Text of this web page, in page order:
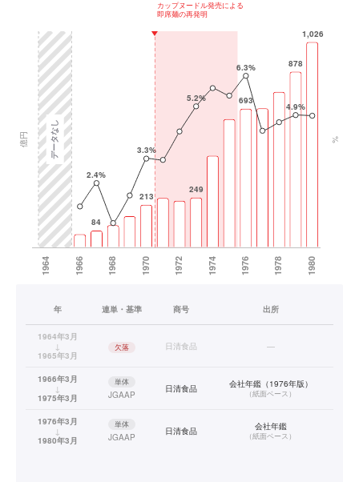
年 連単・基準 商号 出所
1964年3月
↓
1965年3月
欠落 日清食品 —
1966年3月
↓
1975年3月
単体
JGAAP
日清食品 会社年鑑（1976年版）
（紙面ベース）
1976年3月
↓
1980年3月
単体
JGAAP
日清食品 会社年鑑
（紙面ベース）